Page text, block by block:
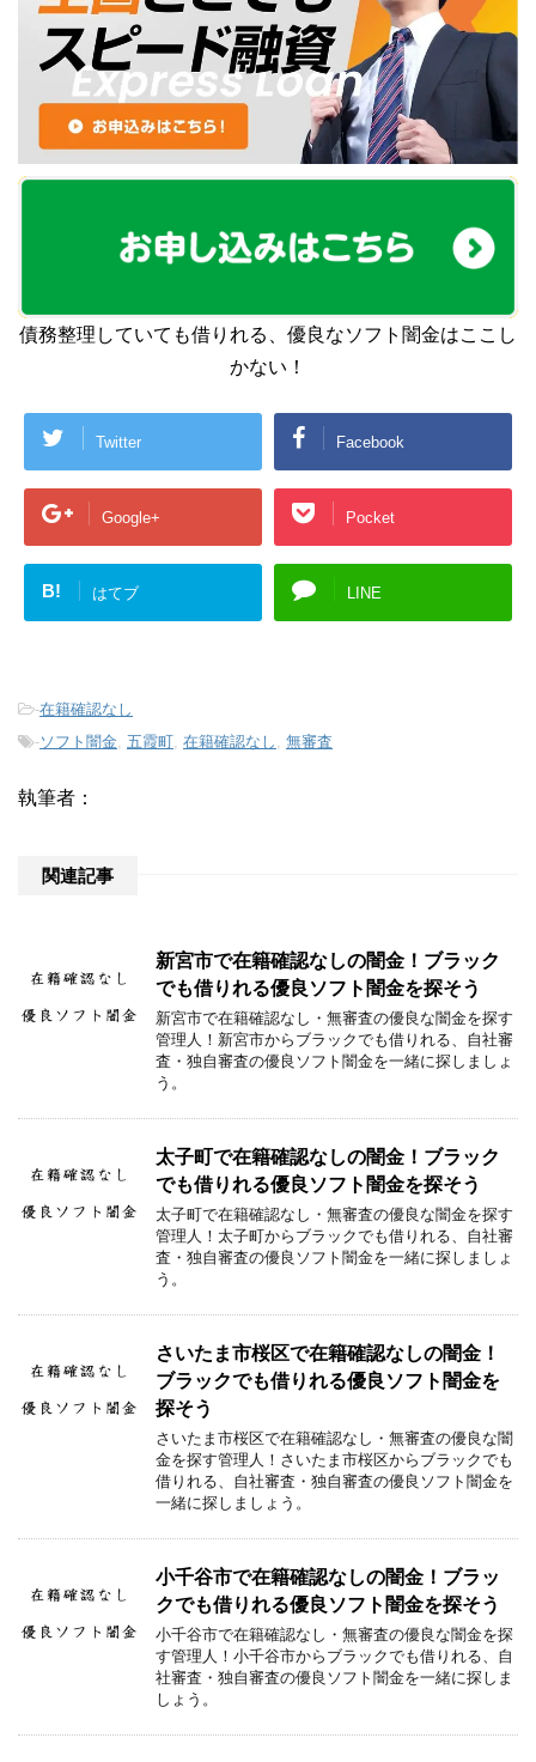
債務整理していても借りれる、優良なソフト闇金はここし
かない！
Twitter Facebook
Google+ Pocket
B! はてブ LINE
-在籍確認なし
-ソフト闇金, 五霞町, 在籍確認なし , 無審査
執筆者：
関連記事
新宮市で在籍確認なしの闇金！ブラック
でも借りれる優良ソフト闇金を探そう
新宮市で在籍確認なし・無審査の優良な闇金を探す
管理人！新宮市からブラックでも借りれる、自社審
査・独自審査の優良ソフト闇金を一緒に探しましょ
う。
太子町で在籍確認なしの闇金！ブラック
でも借りれる優良ソフト闇金を探そう
太子町で在籍確認なし・無審査の優良な闇金を探す
管理人！太子町からブラックでも借りれる、自社審
査・独自審査の優良ソフト闇金を一緒に探しましょ
う。
さいたま市桜区で在籍確認なしの闇金！
ブラックでも借りれる優良ソフト闇金を
探そう
さいたま市桜区で在籍確認なし・無審査の優良な闇
金を探す管理人！さいたま市桜区からブラックでも
借りれる、自社審査・独自審査の優良ソフト闇金を
一緒に探しましょう。
小千谷市で在籍確認なしの闇金！ブラッ
クでも借りれる優良ソフト闇金を探そう
小千谷市で在籍確認なし・無審査の優良な闇金を探
す管理人！小千谷市からブラックでも借りれる、自
社審査・独自審査の優良ソフト闇金を一緒に探しま
しょう。